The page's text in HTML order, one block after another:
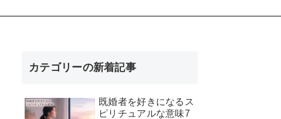
カテゴリーの新着記事
既婚者を好きになるス
ピリチュアルな意味7